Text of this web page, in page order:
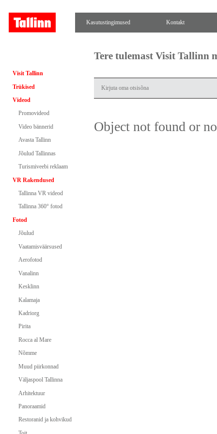
Kasutustingimused Kontakt
Visit Tallinn
Trükised
Videod
Promovideod
Video bännerid
Avasta Tallinn
Jõulud Tallinnas
Turismiveebi reklaam
VR Rakendused
Tallinna VR videod
Tallinna 360° fotod
Fotod
Jõulud
Vaatamisväärsused
Aerofotod
Vanalinn
Kesklinn
Kalamaja
Kadriorg
Pirita
Rocca al Mare
Nõmme
Muud piirkonnad
Väljaspool Tallinna
Arhitektuur
Panoraamid
Restoranid ja kohvikud
Tere tulemast Visit Tallinn
Object not found or